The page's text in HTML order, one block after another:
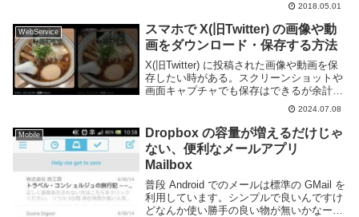
い。以下は Web ブラウザ版を利用するが
スマートフォンアプリでもほぼ同様の操...
2018.05.01
WebService
スマホで X(旧Twitter) の画像や動
画をダウンロード・保存する方法
X(旧Twitter) に投稿された画像や動画を保
存したい時がある。スクリーンショットや
画面キャプチャでも保存はできるが余計な
ものが写りこんだり解像度が悪くなってし
まう。そのため、画像や動画を直接保存し
たいものだ。このページでは X に投稿...
2024.07.08
Mobile
Dropbox の容量が増えるだけじゃ
ない、便利なメールアプリ
Mailbox
普段 Android でのメールは標準の GMail を
利用しています。シンプルで良いんですけ
どなんか使い勝手の良い物が無いかなーと